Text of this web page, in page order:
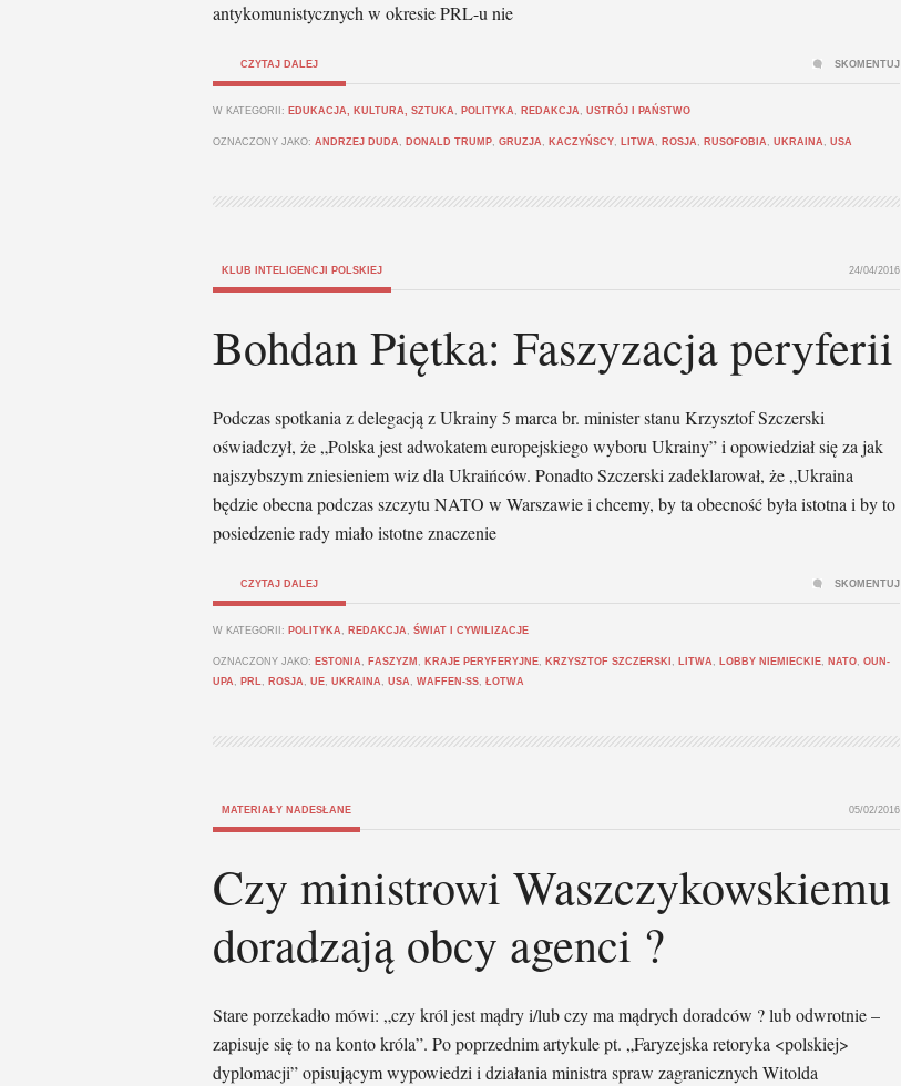
antykomunistycznych w okresie PRL-u nie
CZYTAJ DALEJ
W KATEGORII: EDUKACJA, KULTURA, SZTUKA , POLITYKA , REDAKCJA , USTRÓJ I PAŃSTWO
OZNACZONY JAKO: ANDRZEJ DUDA , DONALD TRUMP, GRUZJA , KACZYŃSCY, LITWA , ROSJA , RUSOFOBIA , UKRAINA , USA
SKOMENTUJ
KLUB INTELIGENCJI POLSKIEJ 24/04/2016
Bohdan Piętka: Faszyzacja peryferii
Podczas spotkania z delegacją z Ukrainy 5 marca br. minister stanu Krzysztof Szczerski
oświadczył, że „Polska jest adwokatem europejskiego wyboru Ukrainy” i opowiedział się za jak
najszybszym zniesieniem wiz dla Ukraińców. Ponadto Szczerski zadeklarował, że „Ukraina
będzie obecna podczas szczytu NATO w Warszawie i chcemy, by ta obecność była istotna i by to
posiedzenie rady miało istotne znaczenie
CZYTAJ DALEJ
W KATEGORII: POLITYKA , REDAKCJA , ŚWIAT I CYWILIZACJE
OZNACZONY JAKO: ESTONIA , FASZYZM , KRAJE PERYFERYJNE, KRZYSZTOF SZCZERSKI , LITWA , LOBBY NIEMIECKIE, NATO, OUN-
UPA , PRL, ROSJA , UE, UKRAINA , USA , WAFFEN-SS, ŁOTWA
SKOMENTUJ
MATERIAŁY NADESŁANE 05/02/2016
Czy ministrowi Waszczykowskiemu
doradzają obcy agenci ?
Stare porzekadło mówi: „czy król jest mądry i/lub czy ma mądrych doradców ? lub odwrotnie –
zapisuje się to na konto króla”. Po poprzednim artykule pt. „Faryzejska retoryka <polskiej>
dyplomacji” opisującym wypowiedzi i działania ministra spraw zagranicznych Witolda